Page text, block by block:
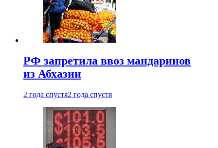
РФ запретила ввоз мандаринов
из Абхазии
2 года спустя2 года спустя